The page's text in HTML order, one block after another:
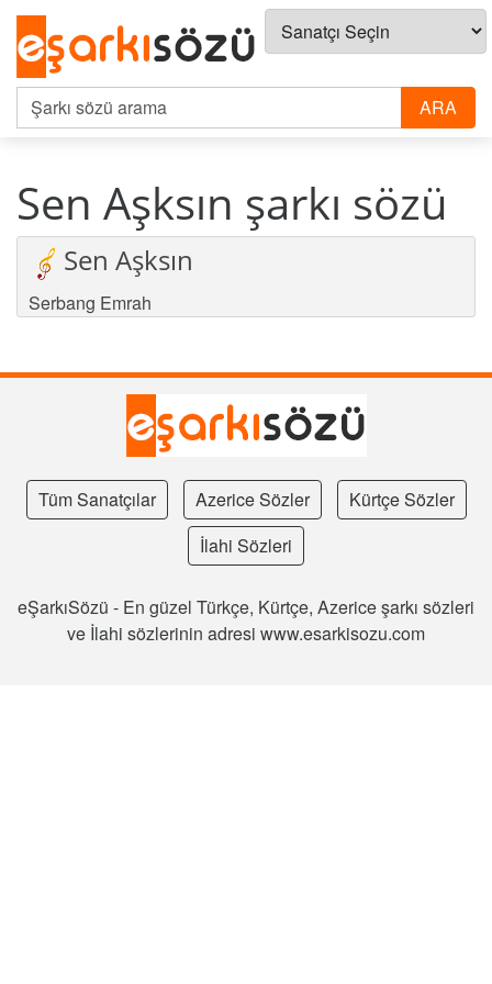
Sen Aşksın şarkı sözü
Sen Aşksın
Serbang Emrah
Tüm Sanatçılar Azerice Sözler
Kürtçe Sözler
İlahi Sözleri
eŞarkıSözü - En güzel Türkçe, Kürtçe, Azerice şarkı sözleri
ve İlahi sözlerinin adresi www.esarkisozu.com